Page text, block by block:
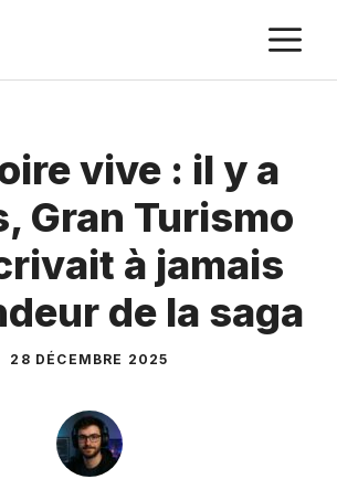
vive : il y a
Gran Turismo
à jamais
de la saga
28 DÉCEMBRE 2025